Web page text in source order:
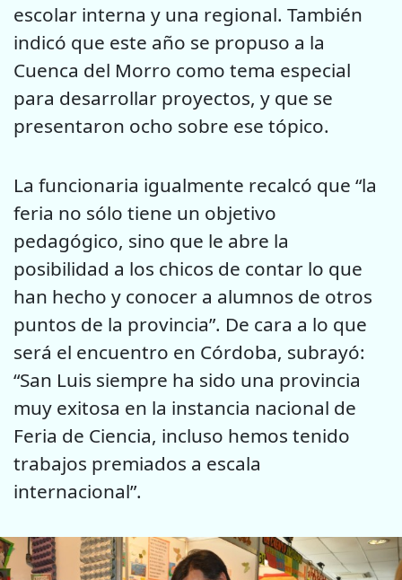
escolar interna y una regional. También
indicó que este año se propuso a la
Cuenca del Morro como tema especial
para desarrollar proyectos, y que se
presentaron ocho sobre ese tópico.
La funcionaria igualmente recalcó que “la
feria no sólo tiene un objetivo
pedagógico, sino que le abre la
posibilidad a los chicos de contar lo que
han hecho y conocer a alumnos de otros
puntos de la provincia”. De cara a lo que
será el encuentro en Córdoba, subrayó:
“San Luis siempre ha sido una provincia
muy exitosa en la instancia nacional de
Feria de Ciencia, incluso hemos tenido
trabajos premiados a escala
internacional”.